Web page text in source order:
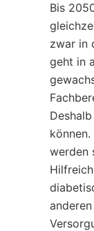
Bis
zwar in
geht in
werden